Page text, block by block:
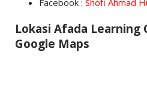
Lokasi Afada Learning
Google Maps